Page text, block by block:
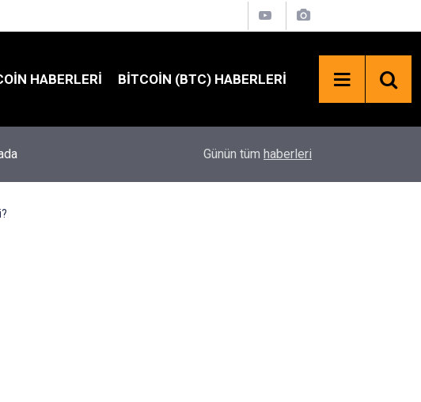
HABERLERI BITCOIN (BTC) HABERLERI
ABD'li Senatörlerden TRUMP Coin İçin SEC
Günün tüm haberleri